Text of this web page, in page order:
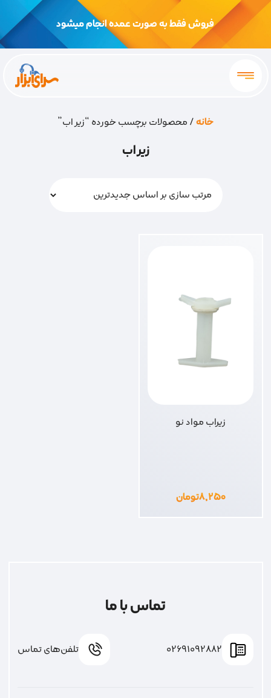
فروش فقط به صورت عمده انجام میشود
خانه/ محصولات برچسب خورده “زیر اب”
زیر اب
زیراب مواد نو
۸,۲۵۰تومان
تماس با ما
02691092882 تلفن‌های تماس